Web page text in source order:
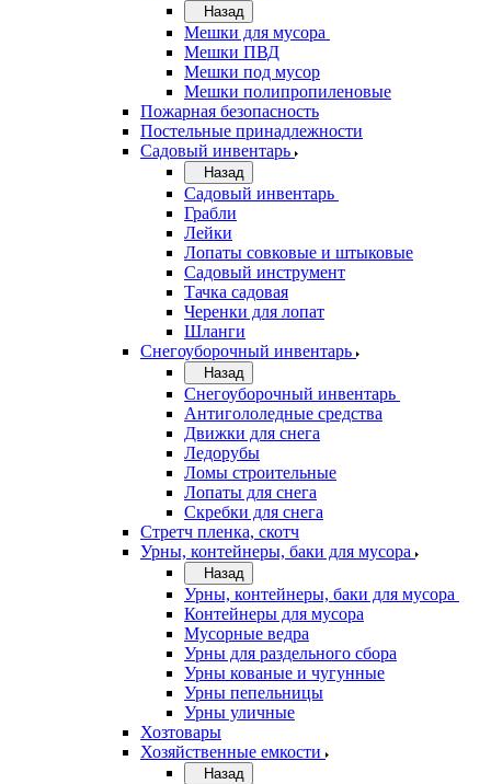
Назад
Мешки для мусора
Мешки ПВД
Мешки под мусор
Мешки полипропиленовые
Пожарная безопасность
Постельные принадлежности
Садовый инвентарь
Назад
Садовый инвентарь
Грабли
Лейки
Лопаты совковые и штыковые
Садовый инструмент
Тачка садовая
Черенки для лопат
Шланги
Снегоуборочный инвентарь
Назад
Снегоуборочный инвентарь
Антигололедные средства
Движки для снега
Ледорубы
Ломы строительные
Лопаты для снега
Скребки для снега
Стретч пленка, скотч
Урны, контейнеры, баки для мусора
Назад
Урны, контейнеры, баки для мусора
Контейнеры для мусора
Мусорные ведра
Урны для раздельного сбора
Урны кованые и чугунные
Урны пепельницы
Урны уличные
Хозтовары
Хозяйственные емкости
Назад